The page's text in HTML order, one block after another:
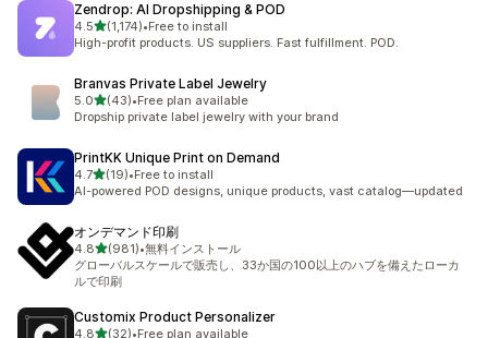
Zendrop: AI Dropshipping & POD
4.55つ星中
(1,174)
合計レビュー数：1174件
•Free to install
High-profit products. US suppliers. Fast fulfillment. POD.
Branvas Private Label Jewelry
5.05つ星中
(43)
合計レビュー数：43件
•Free plan available
Dropship private label jewelry with your brand
PrintKK Unique Print on Demand
4.75つ星中
(19)
合計レビュー数：19件
•Free to install
AI-powered POD designs, unique products, vast catalog—updated
オンデマンド印刷
4.85つ星中
(981)
合計レビュー数：981件
•無料インストール
グローバルスケールで販売し、33か国の100以上のハブを備えたローカ
ルで印刷
Customix Product Personalizer
4.85つ星中
(32)•Free plan available